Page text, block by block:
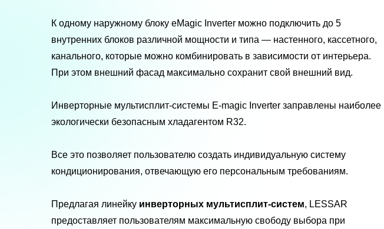
К одному наружному блоку eMagic Inverter можно подключить до 5
внутренних блоков различной мощности и типа — настенного, кассетного,
канального, которые можно комбинировать в зависимости от интерьера.
При этом внешний фасад максимально сохранит свой внешний вид.
Инверторные мультисплит-системы E-magic Inverter заправлены наиболее
экологически безопасным хладагентом R32.
Все это позволяет пользователю создать индивидуальную систему
кондиционирования, отвечающую его персональным требованиям.
Предлагая линейку инверторных мультисплит-систем, LESSAR
предоставляет пользователям максимальную свободу выбора при